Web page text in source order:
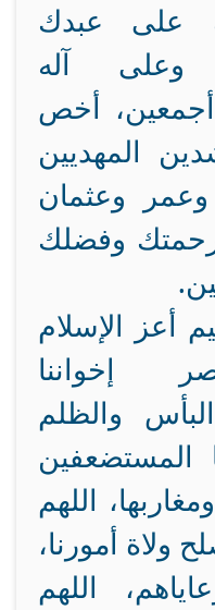
على عبدك
آله
أخص
المهديين
وعثمان
وفضلك
أعز الإسلام
إخواننا
والظلم
المستضعفين
اللهم
ولاة أمورنا،
اللهم